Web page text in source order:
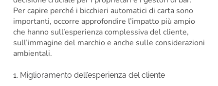
Per capire perché i bicchieri automatici di carta sono
importanti, occorre approfondire l’impatto più ampio
che hanno sull’esperienza complessiva del cliente,
sull’immagine del marchio e anche sulle considerazioni
ambientali.
1. Miglioramento dell’esperienza del cliente